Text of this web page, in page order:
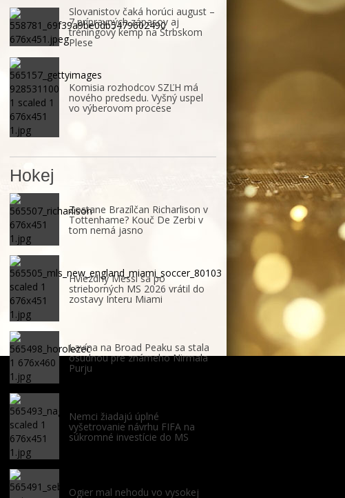
Slovanistov čaká horúci august –
7 prípravných zápasov aj
tréningový kemp na Štrbskom
Plese
Komisia rozhodcov SZĽH má
nového predsedu. Vyšný uspel
vo výberovom procese
Hokej
Zostane Brazílčan Richarlison v
Tottenhame? Kouč De Zerbi v
tom nemá jasno
Hviezdny Messi sa po
strieborných MS 2026 vrátil do
zostavy Interu Miami
Lavína na Broad Peaku sa stala
osudnou pre známeho Nirmala
Purju
Nemci žiadajú úplné
vyšetrovanie návrhu FIFA na
súkromné investície do MS
Ogier mal nehodu vo vysokej